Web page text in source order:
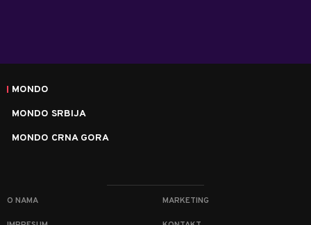
MONDO
MONDO SRBIJA
MONDO CRNA GORA
O NAMA MARKETING